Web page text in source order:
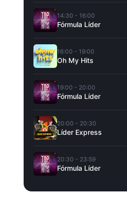
14:30 - 16:00
Fórmula Líder
16:00 - 19:00
Oh My Hits
19:00 - 20:00
Fórmula Líder
20:00 - 20:30
Líder Express
20:30 - 23:59
Fórmula Líder